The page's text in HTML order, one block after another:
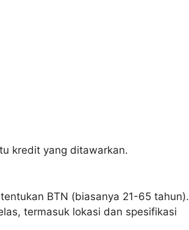
kredit yang ditawarkan.
BTN (biasanya 21-65 tahun).
termasuk lokasi dan spesifikasi